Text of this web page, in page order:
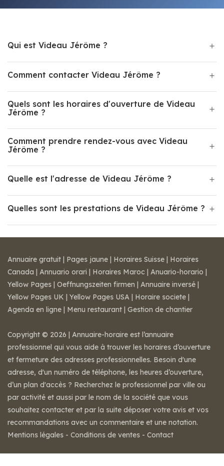
Qui est Videau Jérôme ?
Comment contacter Videau Jérôme ?
Quels sont les horaires d'ouverture de Videau
Jérôme ?
Comment prendre rendez-vous avec Videau
Jérôme ?
Quelle est l'adresse de Videau Jérôme ?
Quelles sont les prestations de Videau Jérôme ?
Annuaire gratuit | Pages jaune | Horaires Suisse | Horaires
Canada | Annuario orari | Horaires Maroc | Anuario-horario |
Yellow Pages | Oeffnungszeiten firmen | Annuaire inversé |
Yellow Pages UK | Yellow Pages USA | Horaire societe |
Agenda en ligne | Menu restaurant | Gestion de chantier
Copyright © 2026 | Annuaire-horaire est l’annuaire
professionnel qui vous aide à trouver les horaires d’ouverture
et fermeture des adresses professionnelles. Besoin d'une
adresse, d'un numéro de téléphone, les heures d’ouverture,
d’un plan d'accès ? Recherchez le professionnel par ville ou
par activité et aussi par le nom de la société que vous
souhaitez contacter et par la suite déposer votre avis et vos
recommandations avec un commentaire et une notation.
Mentions légales - Conditions de ventes - Contact